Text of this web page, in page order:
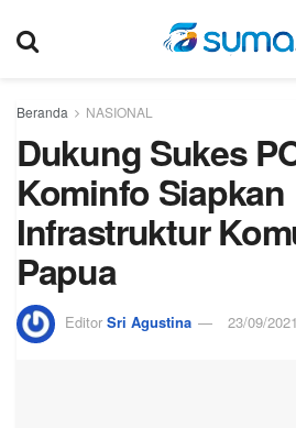
Beranda NASIONAL
Dukung Sukes
Kominfo Siapkan
Infrastruktur
Papua
Editor Sri Agustina 23/09/